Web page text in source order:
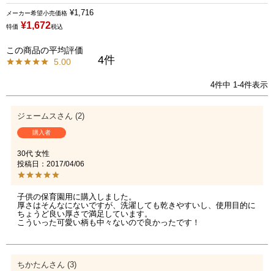
メーカー希望小売価格 ¥1,716
特価 ¥1,672税込
5.00 4
4件中 1-4件表示
ジェームス 2
購入者
30代 女性
投稿日
2017/04/06
子供の保育園用に購入しました。
厚さはそんなにないですが、洗濯しても乾きやすいし、使用目的に
ちょうど良い厚さで満足しています。
こういった可愛い柄も中々ないので良かったです！
ちかたん 3